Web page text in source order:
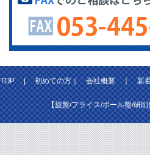
TOP|初めての方｜会社概要｜新
【旋盤/フライス/ボール盤/研